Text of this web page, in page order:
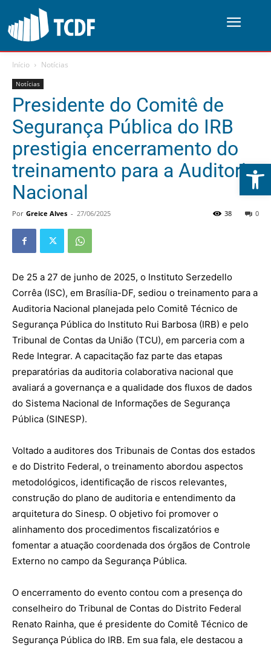
Abrir
Início Notícias
Notícias
Presidente do Comitê de
Segurança Pública do IRB
prestigia encerramento do
treinamento para a Auditoria
Nacional
Por Greice Alves - 27/06/2025 0
38
De 25 a 27 de junho de 2025, o Instituto Serzedello
Corrêa (ISC), em Brasília-DF, sediou o treinamento para a
Auditoria Nacional planejada pelo Comitê Técnico de
Segurança Pública do Instituto Rui Barbosa (IRB) e pelo
Tribunal de Contas da União (TCU), em parceria com a
Rede Integrar. A capacitação faz parte das etapas
preparatórias da auditoria colaborativa nacional que
avaliará a governança e a qualidade dos fluxos de dados
do Sistema Nacional de Informações de Segurança
Pública (SINESP).
Voltado a auditores dos Tribunais de Contas dos estados
e do Distrito Federal, o treinamento abordou aspectos
metodológicos, identificação de riscos relevantes,
construção do plano de auditoria e entendimento da
arquitetura do Sinesp. O objetivo foi promover o
alinhamento dos procedimentos fiscalizatórios e
fomentar a atuação coordenada dos órgãos de Controle
Externo no campo da Segurança Pública.
O encerramento do evento contou com a presença do
conselheiro do Tribunal de Contas do Distrito Federal
Renato Rainha, que é presidente do Comitê Técnico de
Segurança Pública do IRB. Em sua fala, ele destacou a